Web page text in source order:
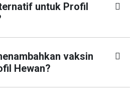
untuk Profil
vaksin
Hewan?